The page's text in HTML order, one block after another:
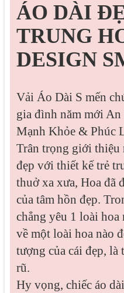
ÁO DÀI
TRUNG
DESIGN
Vải Áo Dài S mến
gia đình năm mới
Mạnh Khỏe & Phúc
Trân trọng giới thiệu
đẹp với thiết kế trẻ
thuở xa xưa, Hoa đã
của tâm hồn đẹp.
chẳng yêu 1 loài hoa
về một loài hoa nào
tượng của cái đẹp, là
rũ.
Hy vọng, chiếc áo